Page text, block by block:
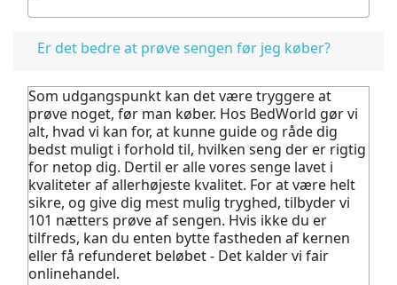
Er det bedre at prøve sengen før jeg køber?
Som udgangspunkt kan det være tryggere at
prøve noget, før man køber. Hos BedWorld gør vi
alt, hvad vi kan for, at kunne guide og råde dig
bedst muligt i forhold til, hvilken seng der er rigtig
for netop dig. Dertil er alle vores senge lavet i
kvaliteter af allerhøjeste kvalitet. For at være helt
sikre, og give dig mest mulig tryghed, tilbyder vi
101 nætters prøve af sengen. Hvis ikke du er
tilfreds, kan du enten bytte fastheden af kernen
eller få refunderet beløbet - Det kalder vi fair
onlinehandel.